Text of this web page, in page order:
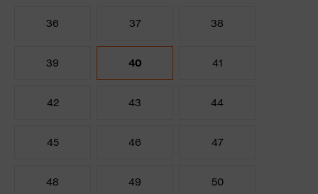
36 37 38
39 40 41
42 43 44
45 46 47
48 49 50